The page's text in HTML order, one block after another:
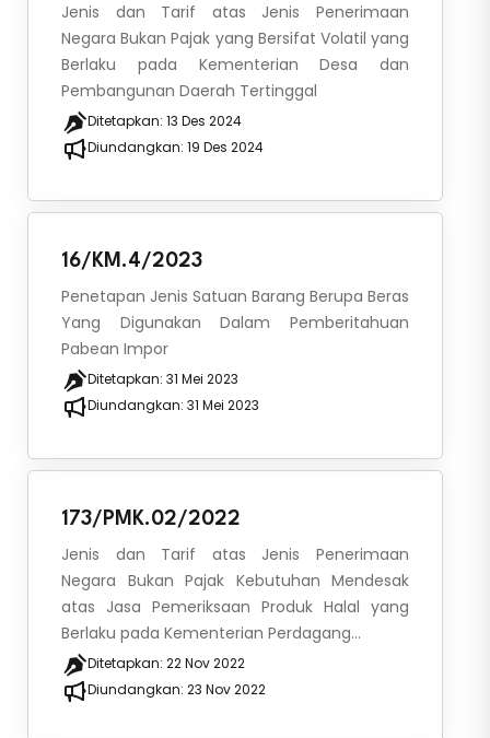
Jenis dan Tarif atas Jenis Penerimaan
Negara Bukan Pajak yang Bersifat Volatil yang
Berlaku pada Kementerian Desa dan
Pembangunan Daerah Tertinggal
Ditetapkan: 13 Des 2024
Diundangkan: 19 Des 2024
16/KM.4/2023
Penetapan Jenis Satuan Barang Berupa Beras
Yang Digunakan Dalam Pemberitahuan
Pabean Impor
Ditetapkan: 31 Mei 2023
Diundangkan: 31 Mei 2023
173/PMK.02/2022
Jenis dan Tarif atas Jenis Penerimaan
Negara Bukan Pajak Kebutuhan Mendesak
atas Jasa Pemeriksaan Produk Halal yang
Berlaku pada Kementerian Perdagang...
Ditetapkan: 22 Nov 2022
Diundangkan: 23 Nov 2022